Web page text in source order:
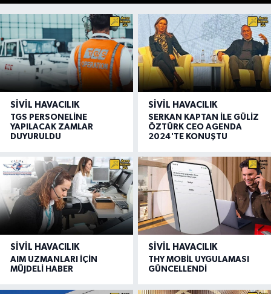
SIVIL HAVACILIK
TGS PERSONELİNE
YAPILACAK ZAMLAR
DUYURULDU
SIVIL HAVACILIK
SERKAN KAPTAN İLE GÜLİZ
ÖZTÜRK CEO AGENDA
2024'TE KONUŞTU
SIVIL HAVACILIK
AIM UZMANLARI İÇİN
MÜJDELİ HABER
SIVIL HAVACILIK
THY MOBİL UYGULAMASI
GÜNCELLENDİ